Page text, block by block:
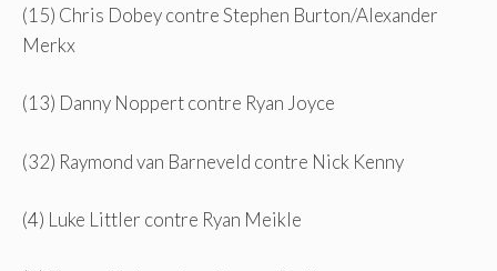
(15) Chris Dobey contre Stephen Burton/Alexander
Merkx
(13) Danny Noppert contre Ryan Joyce
(32) Raymond van Barneveld contre Nick Kenny
(4) Luke Littler contre Ryan Meikle